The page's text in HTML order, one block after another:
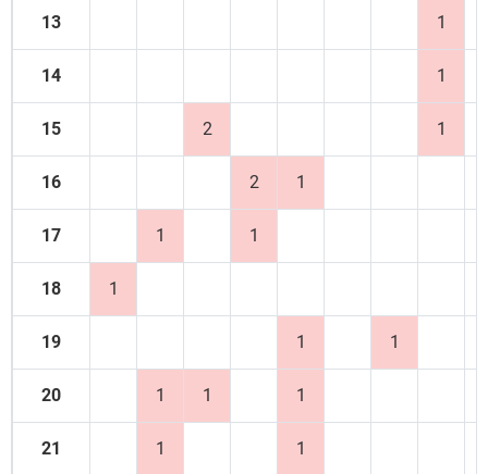
13 1
14 1
15 2 1
16 2 1
17 1 1
18 1
19 1 1
20 1 1 1
21 1 1